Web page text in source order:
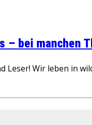
– bei manchen
Leser! Wir leben in